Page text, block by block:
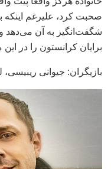
صحبت کرد، علیرغم اینکه
شگفت‌انگیز به آن می‌دهد و
برایان کرانستون را در
بازیگران: جیوانی ریبیسی،